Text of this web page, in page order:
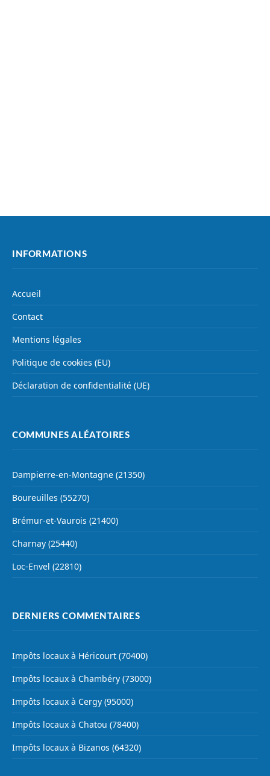
INFORMATIONS
Accueil
Contact
Mentions légales
Politique de cookies (EU)
Déclaration de confidentialité (UE)
COMMUNES ALÉATOIRES
Dampierre-en-Montagne (21350)
Boureuilles (55270)
Brémur-et-Vaurois (21400)
Charnay (25440)
Loc-Envel (22810)
DERNIERS COMMENTAIRES
Impôts locaux à Héricourt (70400)
Impôts locaux à Chambéry (73000)
Impôts locaux à Cergy (95000)
Impôts locaux à Chatou (78400)
Impôts locaux à Bizanos (64320)